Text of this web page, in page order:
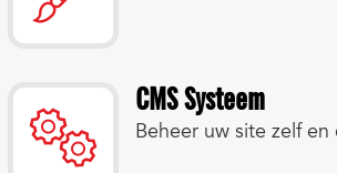
CMS Systeem
Beheer uw site zelf